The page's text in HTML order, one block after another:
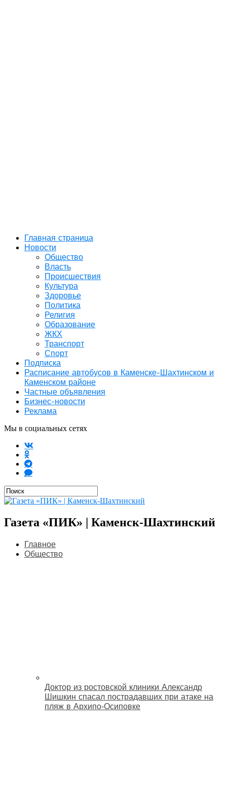
Главная страница
Новости
Общество
Власть
Происшествия
Культура
Здоровье
Политика
Религия
Образование
ЖКХ
Транспорт
Спорт
Подписка
Расписание автобусов в Каменске-Шахтинском и
Каменском районе
Частные объявления
Бизнес-новости
Реклама
Мы в социальных сетях
Газета «ПИК» | Каменск-Шахтинский
Главное
Общество
Доктор из ростовской клиники Александр
Шишкин спасал пострадавших при атаке на
пляж в Архипо‑Осиповке